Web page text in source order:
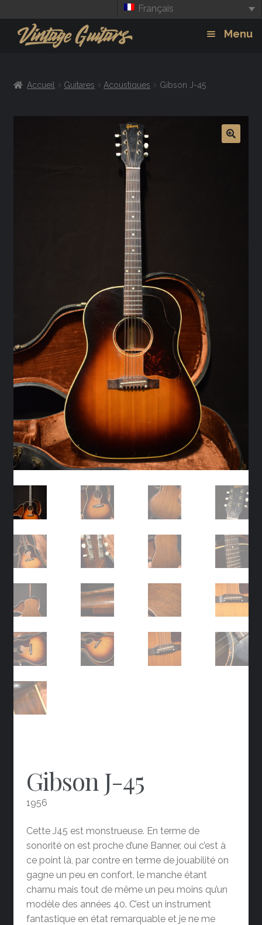
Français
Menu
Amplis
Effets
Accueil Guitares Acoustiques Gibson J-45
Gibson J-45
1956
Cette J45 est monstrueuse. En terme de
sonorité on est proche d’une Banner, oui c’est à
ce point là, par contre en terme de jouabilité on
gagne un peu en confort, le manche étant
charnu mais tout de même un peu moins qu’un
modèle des années 40. C’est un instrument
fantastique en état remarquable et je ne me